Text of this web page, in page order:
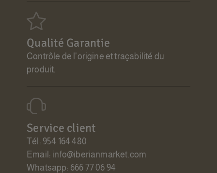
Qualité Garantie
Contrôle de l'origine et traçabilité du
produit.
Service client
Tél: 954 164 480
Email: info@iberianmarket.com
Whatsapp: 666 77 06 94